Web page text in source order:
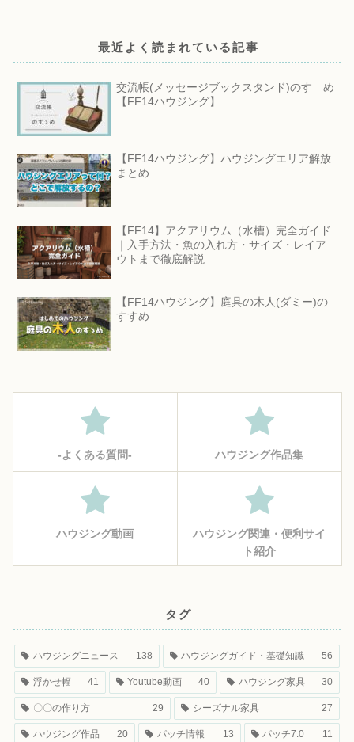
最近よく読まれている記事
交流帳(メッセージブックスタンド)のすゝめ
【FF14ハウジング】
【FF14ハウジング】ハウジングエリア解放
まとめ
【FF14】アクアリウム（水槽）完全ガイド
｜入手方法・魚の入れ方・サイズ・レイア
ウトまで徹底解説
【FF14ハウジング】庭具の木人(ダミー)の
すすめ
‐よくある質問‐ ハウジング作品集
ハウジング動画
ハウジング関連・便利サイ
ト紹介
タグ
ハウジングニュース 138 ハウジングガイド・基礎知識 56
浮かせ幅 41 Youtube動画 40 ハウジング家具 30
〇〇の作り方 29 シーズナル家具 27
ハウジング作品 20 パッチ情報 13 パッチ7.0 11